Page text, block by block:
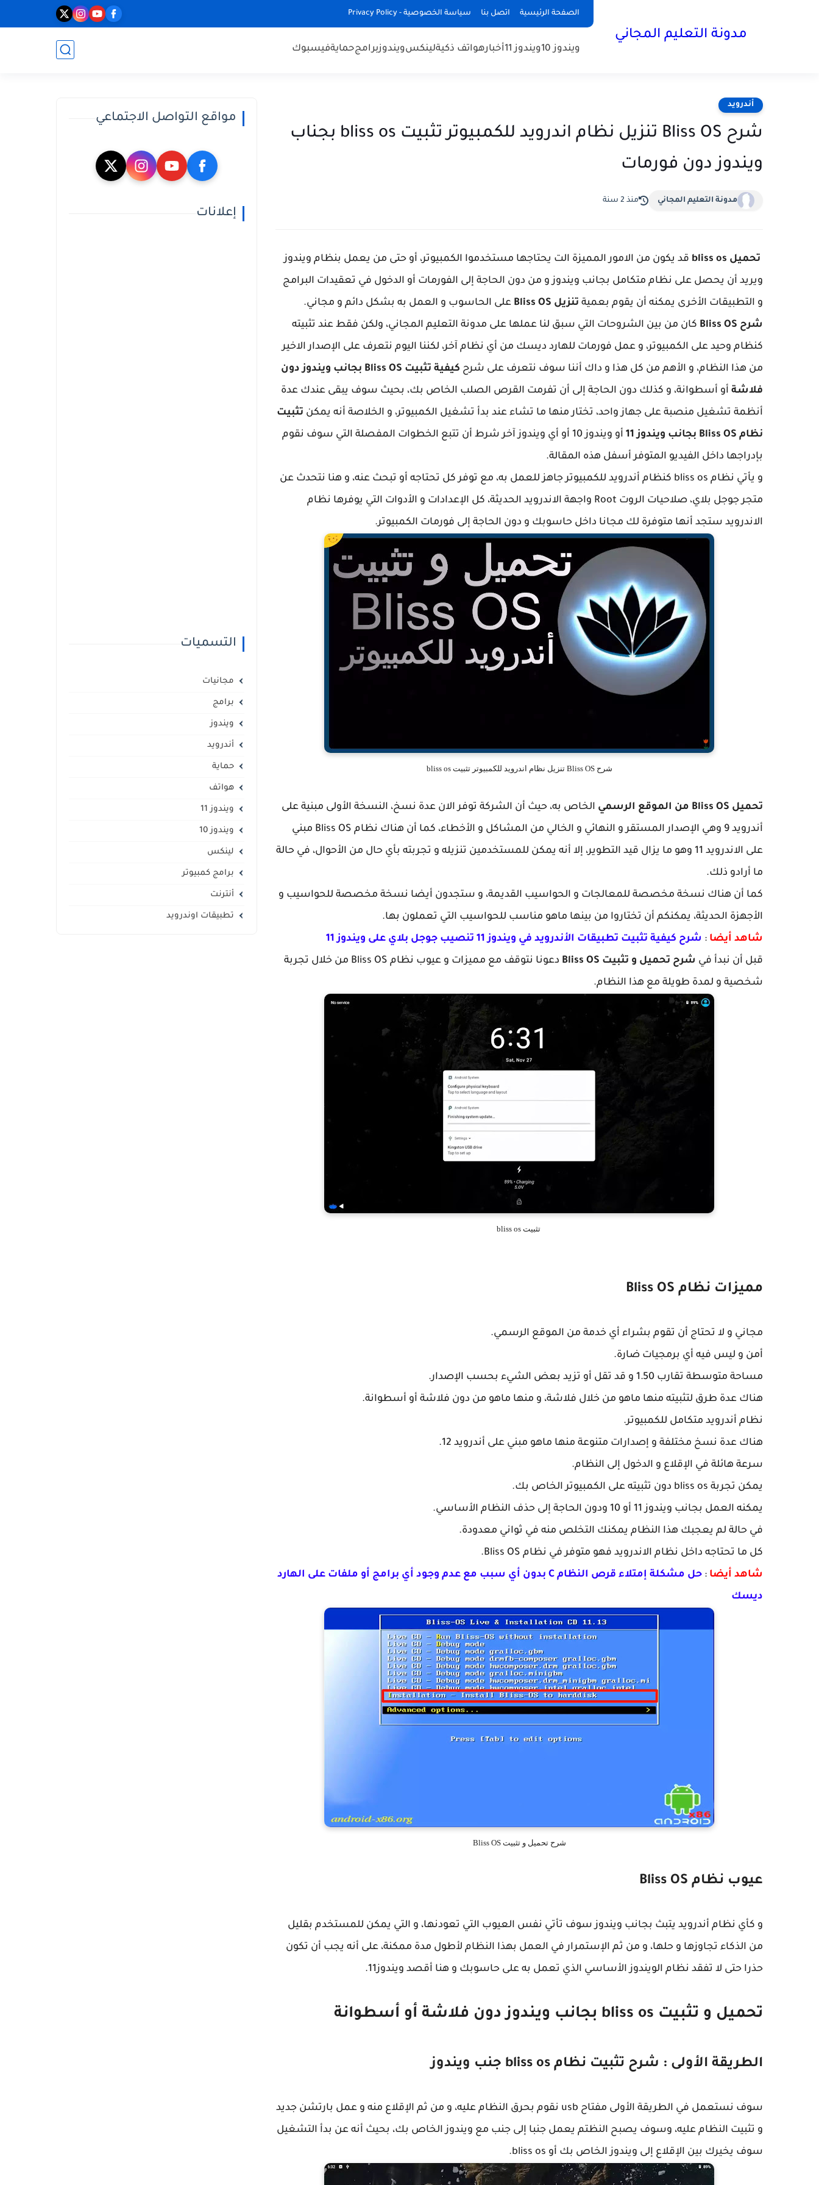
الصفحة الرئيسية اتصل بنا سياسة الخصوصية - Privacy Policy
مدونة التعليم المجاني
ويندوز 10 ويندوز 11 أخبارهواتف ذكيةلينكسويندوزبرامجحمايةفيسبوك
أندرويد
شرح Bliss OS تنزيل نظام اندرويد للكمبيوتر تثبيت bliss os بجناب
ويندوز دون فورمات
مدونة التعليم المجاني منذ 2 سنة
تحميل bliss os
قد يكون من الامور المميزة الت يحتاجها مستخدموا الكمبيوتر، أو حتى من يعمل بنظام ويندوز
ويريد أن يحصل على نظام متكامل بجانب ويندوز و من دون الحاجة إلى الفورمات أو الدخول في تعقيدات البرامج
و التطبيقات الأخرى يمكنه أن يقوم بعمية تنزيل Bliss OS
على الحاسوب و العمل به بشكل دائم و مجاني.
شرح Bliss OS
كان من بين الشروحات التي سبق لنا عملها على مدونة التعليم المجاني، ولكن فقط عند تثبيته
كنظام وحيد على الكمبيوتر، و عمل فورمات للهارد ديسك من أي نظام آخر، لكننا اليوم نتعرف على الإصدار الاخير
من هذا النظام، و الأهم من كل هذا و داك أننا سوف نتعرف على شرح
كيفية تثبيت Bliss OS بجانب ويندوز دون
فلاشة أو أسطوانة، و كذلك دون الحاجة إلى أن تفرمت القرص الصلب الخاص بك، بحيث سوف يبقى عندك عدة
أنظمة تشغيل منصبة على جهاز واحد، تختار منها ما تشاء عند بدأ تشغيل الكمبيوتر، و الخلاصة أنه يمكن تثبيت
نظام Bliss OS بجانب ويندوز 11
أو ويندوز 10 أو أي ويندوز آخر شرط أن تتبع الخطوات المفصلة التي سوف نقوم
بإدراجها داخل الفيديو المتوفر أسفل هذه المقالة.
و يأتي نظام bliss os كنظام أندرويد للكمبيوتر جاهز للعمل به، مع توفر كل تحتاجه أو تبحث عنه، و هنا نتحدث عن
متجر جوجل بلاي، صلاحيات الروت Root واجهة الاندرويد الحديثة، كل الإعدادات و الأدوات التي يوفرها نظام
الاندرويد ستجد أنها متوفرة لك مجانا داخل حاسوبك و دون الحاجة إلى فورمات الكمبيوتر.
شرح Bliss OS تنزيل نظام اندرويد للكمبيوتر تثبيت bliss os
تحميل Bliss OS من الموقع الرسمي
الخاص به، حيث أن الشركة توفر الان عدة نسخ، النسخة الأولى مبنية على
أندرويد 9 وهي الإصدار المستقر و النهائي و الخالي من المشاكل و الأخطاء، كما أن هناك نظام Bliss OS مبني
على الاندرويد 11 وهو ما يزال قيد التطوير، إلا أنه يمكن للمستخدمين تنزيله و تجربته بأي حال من الأحوال، في حالة
ما أرادو ذلك.
كما أن هناك نسخة مخصصة للمعالجات و الحواسيب القديمة، و ستجدون أيضا نسخة مخصصة للحواسيب و
الأجهزة الحديثة، يمكنكم أن تختاروا من بينها ماهو مناسب للحواسيب التي تعملون بها.
شاهد أيضا : شرح كيفية تثبيت تطبيقات الأندرويد في ويندوز 11 تنصيب جوجل بلاي على ويندوز 11
قبل أن نبدأ في شرح تحميل و تثبيت Bliss OS
دعونا نتوقف مع مميزات و عيوب نظام Bliss OS من خلال تجربة
شخصية و لمدة طويلة مع هذا النظام.
تثبيت bliss os
مميزات نظام Bliss OS
مجاني و لا تحتاج أن تقوم بشراء أي خدمة من الموقع الرسمي.
أمن و ليس فيه أي برمجيات ضارة.
مساحة متوسطة تقارب 1.50 و قد تقل أو تزيد بعض الشيء بحسب الإصدار.
هناك عدة طرق لتثبيته منها ماهو من خلال فلاشة، و منها ماهو من دون فلاشة أو أسطوانة.
نظام أندرويد متكامل للكمبيوتر.
هناك عدة نسخ مختلفة و إصدارات متنوعة منها ماهو مبني على أندرويد 12.
سرعة هائلة في الإقلاع و الدخول إلى النظام.
يمكن تجربة bliss os دون تثبيته على الكمبيوتر الخاص بك.
يمكنه العمل بجانب ويندوز 11 أو 10 ودون الحاجة إلى حذف النظام الأساسي.
في حالة لم يعجبك هذا النظام يمكنك التخلص منه في ثواني معدودة.
كل ما تحتاجه داخل نظام الاندرويد فهو متوفر في نظام Bliss OS.
شاهد أيضا :
حل مشكلة إمتلاء قرص النظام C بدون أي سبب مع عدم وجود أي برامج أو ملفات على الهارد
ديسك
شرح تحميل و تثبيت Bliss OS
عيوب نظام Bliss OS
و كأي نظام أندرويد يتبث بجانب ويندوز سوف تأتي نفس العيوب التي تعودنها، و التي يمكن للمستخدم بقليل
من الذكاء تجاوزها و حلها، و من ثم الإستمرار في العمل بهذا النظام لأطول مدة ممكنة، على أنه يجب أن تكون
حذرا حتى لا تفقد نظام الويندوز الأساسي الذي تعمل به على حاسوبك و هنا أقصد ويندوز11.
تحميل و تثبيت bliss os بجانب ويندوز دون فلاشة أو أسطوانة
الطريقة الأولى : شرح تثبيت نظام bliss os جنب ويندوز
سوف نستعمل في الطريقة الأولى مفتاح usb نقوم بحرق النظام عليه، و من ثم الإقلاع منه و عمل بارتشن جديد
و تثبيت النظام عليه، وسوف يصبح النظتم يعمل جنبا إلى جنب مع ويندوز الخاص بك، بحيث أنه عن بدأ التشغيل
سوف يخيرك بين الإقلاع إلى ويندوز الخاص بك أو bliss os.
مواقع التواصل الاجتماعي
إعلانات
التسميات
مجانيات
برامج
ويندوز
أندرويد
حماية
هواتف
ويندوز 11
ويندوز 10
لينكس
برامج كمبيوتر
أنترنت
تطبيقات اوندرويد